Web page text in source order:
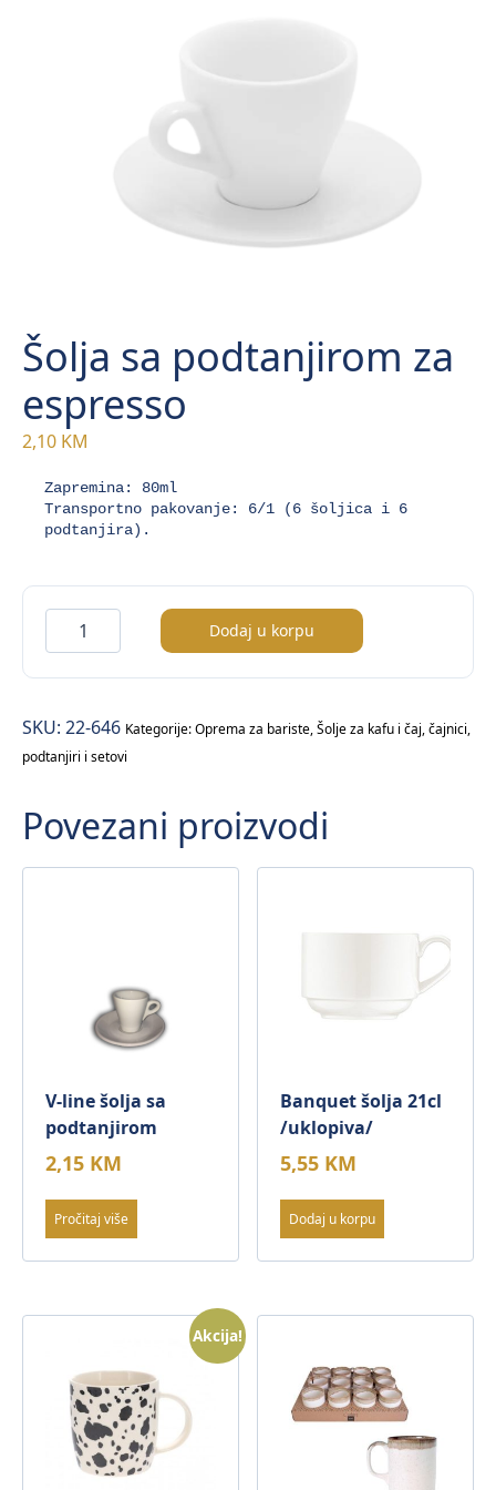
Šolja sa podtanjirom za
espresso
2,10 KM
Zapremina: 80ml
Transportno pakovanje: 6/1 (6 šoljica i 6
podtanjira).
Šolja
sa
podtanjirom
espresso
količina
Dodaj u korpu
SKU: 22-646 Kategorije:Oprema za bariste,Šolje za kafu i čaj, čajnici,
podtanjiri i setovi
Povezani proizvodi
V-line šolja sa
podtanjirom
2,15 KM
Pročitaj više
Banquet šolja 21cl
/uklopiva/
5,55 KM
Dodaj u korpu
Akcija!